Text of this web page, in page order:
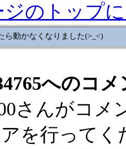
のトップ
ら動かなくなりました(>_<)
へのコメ
さんがコ
を行ってく